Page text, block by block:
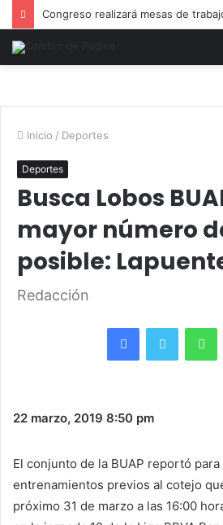
Inicio / Deportes
Deportes
Busca Lobos
mayor número
posible:
Redacción
FacebookTwitter
22 marzo, 2019 8:50 pm
El conjunto de la BUAP reportó
entrenamientos previos al cotejo
próximo 31 de marzo a las 16:00